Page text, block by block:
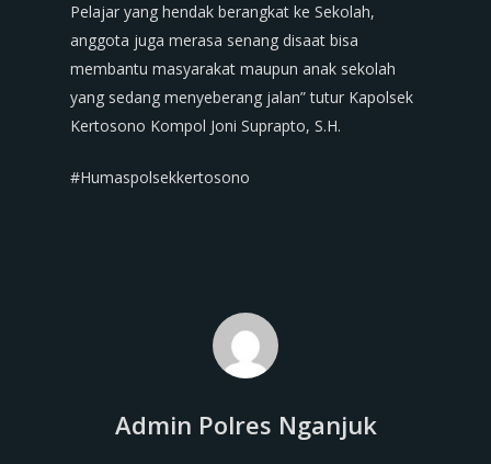
Pelajar yang hendak berangkat ke Sekolah,
anggota juga merasa senang disaat bisa
membantu masyarakat maupun anak sekolah
yang sedang menyeberang jalan” tutur Kapolsek
Kertosono Kompol Joni Suprapto, S.H.
#Humaspolsekkertosono
Admin Polres Nganjuk